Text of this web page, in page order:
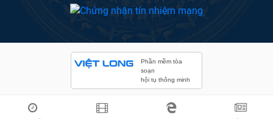
Phần mềm tòa
soạn
hội tụ thông minh